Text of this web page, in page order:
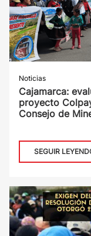
Noticias
Cajamarca:
proyecto
Consejo de
SEGUIR